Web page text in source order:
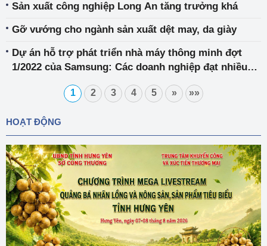
Sản xuất công nghiệp Long An tăng trưởng khá
Gỡ vướng cho ngành sản xuất dệt may, da giày
Dự án hỗ trợ phát triển nhà máy thông minh đợt
1/2022 của Samsung: Các doanh nghiệp đạt nhiều
1 2 3 4 5 » »»
HOẠT ĐỘNG